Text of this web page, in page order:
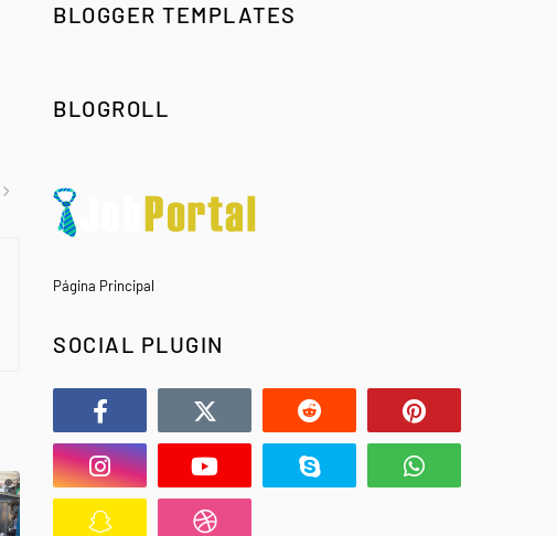
BLOGGER TEMPLATES
BLOGROLL
Página Principal
SOCIAL PLUGIN